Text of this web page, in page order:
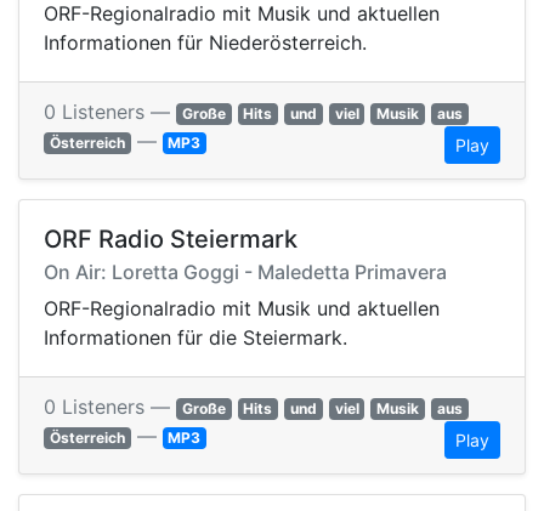
ORF-Regionalradio mit Musik und aktuellen
Informationen für Niederösterreich.
0 Listeners — Große Hits und viel Musik
aus
Österreich — MP3 Play
ORF Radio Steiermark
On Air: Loretta Goggi - Maledetta Primavera
ORF-Regionalradio mit Musik und aktuellen
Informationen für die Steiermark.
0 Listeners — Große Hits und viel Musik
aus
Österreich — MP3 Play